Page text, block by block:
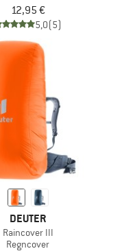
12,95 €
5,0(5)
DEUTER
Raincover III
Regncover